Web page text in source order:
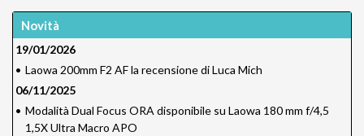
Novità
19/01/2026
• Laowa 200mm F2 AF la recensione di Luca Mich
06/11/2025
• Modalità Dual Focus ORA disponibile su Laowa 180 mm f/4,5
1,5X Ultra Macro APO